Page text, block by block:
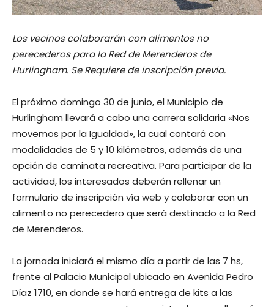
Los vecinos colaborarán con alimentos no
perecederos para la Red de Merenderos de
Hurlingham. Se Requiere de inscripción previa.
El próximo domingo 30 de junio, el Municipio de
Hurlingham llevará a cabo una carrera solidaria «Nos
movemos por la Igualdad», la cual contará con
modalidades de 5 y 10 kilómetros, además de una
opción de caminata recreativa. Para participar de la
actividad, los interesados deberán rellenar un
formulario de inscripción vía web y colaborar con un
alimento no perecedero que será destinado a la Red
de Merenderos.
La jornada iniciará el mismo día a partir de las 7 hs,
frente al Palacio Municipal ubicado en Avenida Pedro
Díaz 1710, en donde se hará entrega de kits a las